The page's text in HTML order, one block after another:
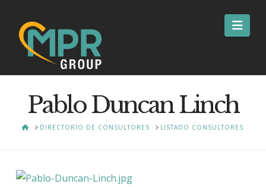
Pablo Duncan Linch
HOMEDIRECTORIO DE CONSULTORES LISTADO CONSULTORES